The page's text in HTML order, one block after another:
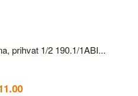
prihvat 1/2 190.1/1ABI...